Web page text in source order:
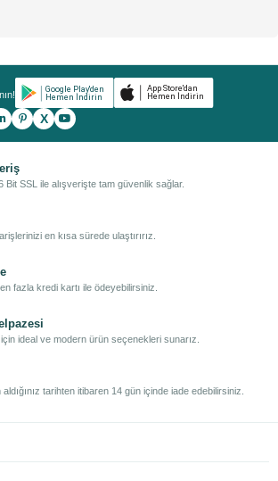
X
Bit SSL ile alışverişte tam güvenlik sağlar.
en kısa sürede ulaştırırız.
fazla kredi kartı ile ödeyebilirsiniz.
ideal ve modern ürün seçenekleri sunarız.
tarihten itibaren 14 gün içinde iade edebilirsiniz.